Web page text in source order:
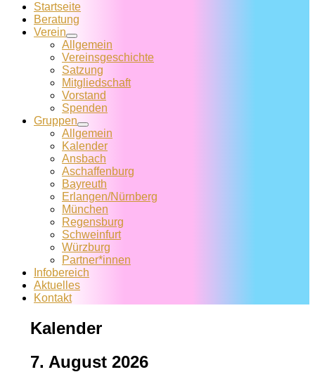
Startseite
Beratung
Verein
Allgemein
Vereins­geschichte
Satzung
Mitglied­schaft
Vorstand
Spenden
Gruppen
Allgemein
Kalender
Ansbach
Aschaffenburg
Bayreuth
Erlangen/Nürnberg
München
Regensburg
Schweinfurt
Würzburg
Partner*innen
Infobereich
Aktuelles
Kontakt
Kalender
7. August 2026